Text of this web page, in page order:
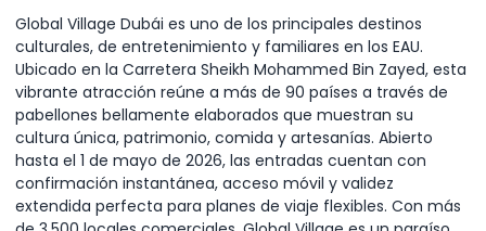
Global Village Dubái es uno de los principales destinos
culturales, de entretenimiento y familiares en los EAU.
Ubicado en la Carretera Sheikh Mohammed Bin Zayed, esta
vibrante atracción reúne a más de 90 países a través de
pabellones bellamente elaborados que muestran su
cultura única, patrimonio, comida y artesanías. Abierto
hasta el 1 de mayo de 2026, las entradas cuentan con
confirmación instantánea, acceso móvil y validez
extendida perfecta para planes de viaje flexibles. Con más